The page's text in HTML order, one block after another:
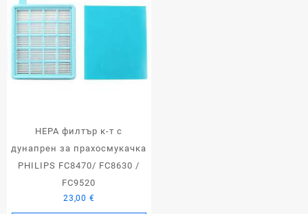
HEPA филтър к-т с
дунапрен за прахосмукачка
PHILIPS FC8470/ FC8630 /
FC9520
23,00 €